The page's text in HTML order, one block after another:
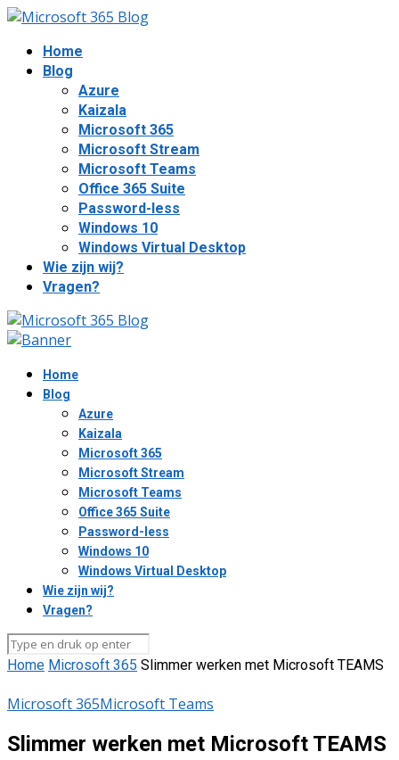
Home
Blog
Azure
Kaizala
Microsoft 365
Microsoft Stream
Microsoft Teams
Office 365 Suite
Password-less
Windows 10
Windows Virtual Desktop
Wie zijn wij?
Vragen?
Home
Blog
Azure
Kaizala
Microsoft 365
Microsoft Stream
Microsoft Teams
Office 365 Suite
Password-less
Windows 10
Windows Virtual Desktop
Wie zijn wij?
Vragen?
Home Microsoft 365 Slimmer werken met Microsoft TEAMS
Microsoft 365Microsoft Teams
Slimmer werken met Microsoft TEAMS